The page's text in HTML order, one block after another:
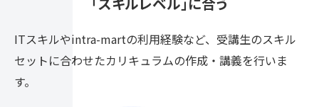
ITスキルやintra-martの利用経験など、受講生のスキル
セットに合わせたカリキュラムの作成・講義を行いま
す。